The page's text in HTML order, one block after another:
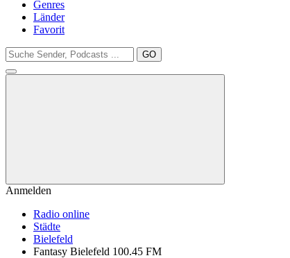
Genres
Länder
Favorit
GO
Anmelden
Radio online
Städte
Bielefeld
Fantasy Bielefeld 100.45 FM